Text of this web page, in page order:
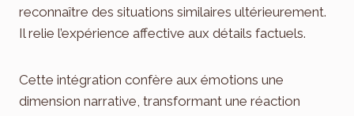
reconnaître des situations similaires ultérieurement.
Il relie l’expérience affective aux détails factuels.
Cette intégration confère aux émotions une
dimension narrative, transformant une réaction